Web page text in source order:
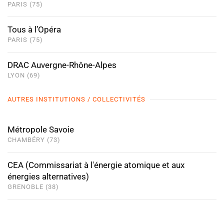
PARIS (75)
Tous à l’Opéra
PARIS (75)
DRAC Auvergne-Rhône-Alpes
LYON (69)
AUTRES INSTITUTIONS / COLLECTIVITÉS
Métropole Savoie
CHAMBÉRY (73)
CEA (Commissariat à l'énergie atomique et aux
énergies alternatives)
GRENOBLE (38)